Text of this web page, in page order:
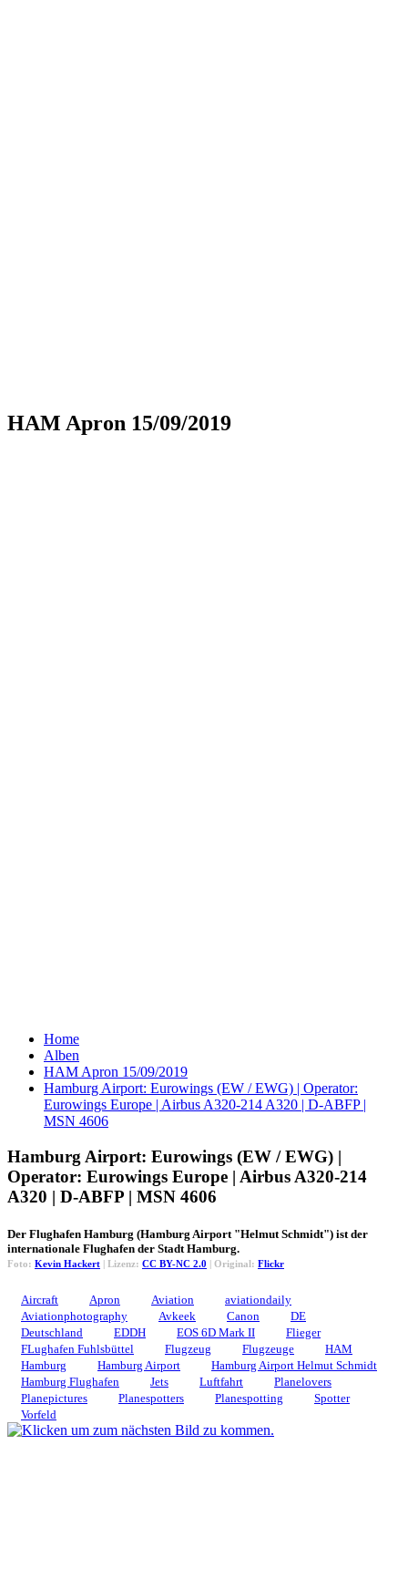
HAM Apron 15/09/2019
Home
Alben
HAM Apron 15/09/2019
Hamburg Airport: Eurowings (EW / EWG) | Operator:
Eurowings Europe | Airbus A320-214 A320 | D-ABFP |
MSN 4606
Hamburg Airport: Eurowings (EW / EWG) |
Operator: Eurowings Europe | Airbus A320-214
A320 | D-ABFP | MSN 4606
Der Flughafen Hamburg (Hamburg Airport "Helmut Schmidt") ist der
internationale Flughafen der Stadt Hamburg.
Foto: Kevin Hackert | Lizenz: CC BY-NC 2.0 | Original: Flickr
Aircraft Apron Aviation
aviationdaily
Aviationphotography
Avkeek Canon
DE
Deutschland
EDDH EOS 6D Mark II
Flieger
FLughafen Fuhlsbüttel
Flugzeug Flugzeuge
HAM
Hamburg
Hamburg Airport
Hamburg Airport Helmut Schmidt
Hamburg Flughafen
Jets Luftfahrt
Planelovers
Planepictures
Planespotters Planespotting
Spotter
Vorfeld